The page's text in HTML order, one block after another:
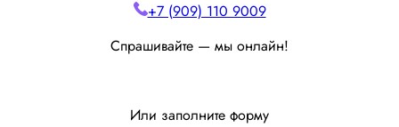
+7 (909) 110 9009
Спрашивайте — мы онлайн!
Или заполните форму